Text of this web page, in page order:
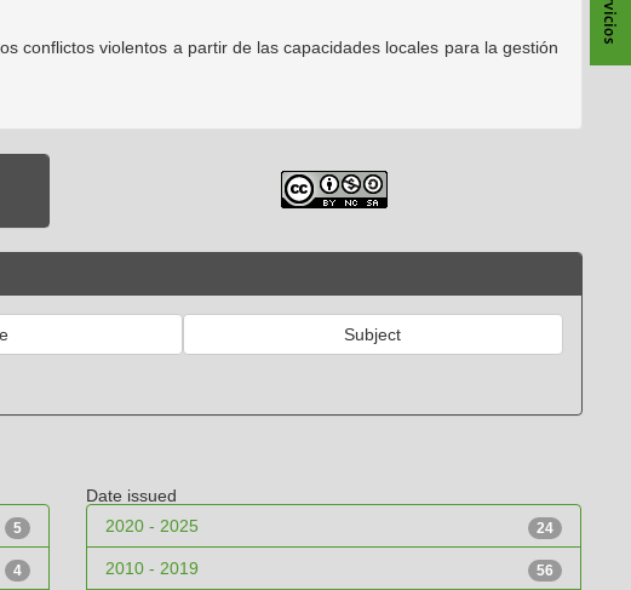
conflictos violentos a partir de las capacidades locales para la gestión
5
4
Date issued
24
2020 - 2025
56
2010 - 2019